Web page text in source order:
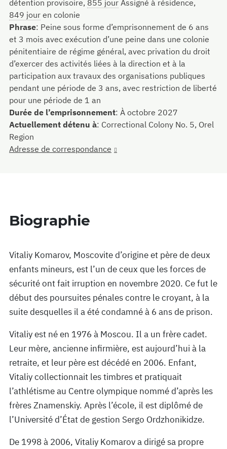
détention provisoire, 855 jour Assigné à résidence,
849 jour en colonie
Phrase: Peine sous forme d’emprisonnement de 6 ans
et 3 mois avec exécution d’une peine dans une colonie
pénitentiaire de régime général, avec privation du droit
d’exercer des activités liées à la direction et à la
participation aux travaux des organisations publiques
pendant une période de 3 ans, avec restriction de liberté
pour une période de 1 an
Durée de l’emprisonnement: À octobre 2027
Actuellement détenu à: Correctional Colony No. 5, Orel
Region
Adresse de correspondance
Biographie
Vitaliy Komarov, Moscovite d’origine et père de deux
enfants mineurs, est l’un de ceux que les forces de
sécurité ont fait irruption en novembre 2020. Ce fut le
début des poursuites pénales contre le croyant, à la
suite desquelles il a été condamné à 6 ans de prison.
Vitaliy est né en 1976 à Moscou. Il a un frère cadet.
Leur mère, ancienne infirmière, est aujourd’hui à la
retraite, et leur père est décédé en 2006. Enfant,
Vitaliy collectionnait les timbres et pratiquait
l’athlétisme au Centre olympique nommé d’après les
frères Znamenskiy. Après l’école, il est diplômé de
l’Université d’État de gestion Sergo Ordzhonikidze.
De 1998 à 2006, Vitaliy Komarov a dirigé sa propre